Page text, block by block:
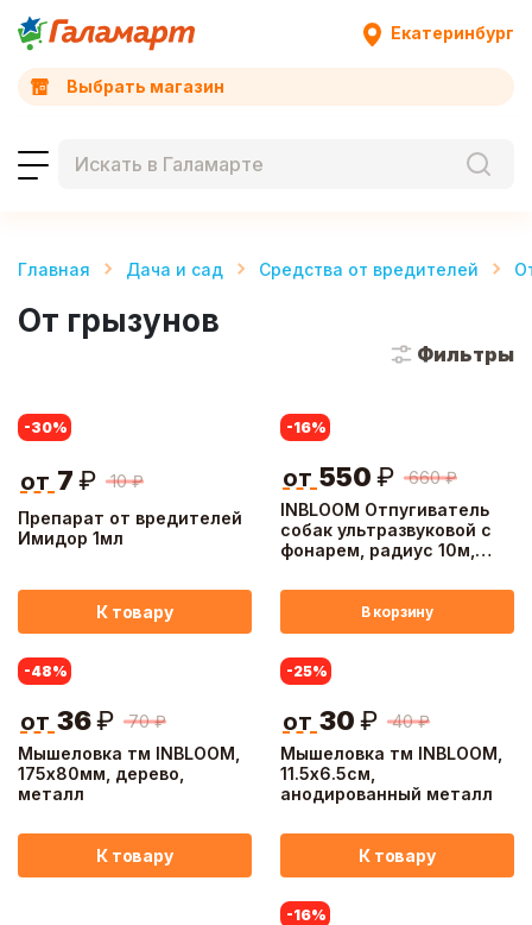
Екатеринбург
Выбрать магазин
Главная Дача и сад Средства от вредителей
От грызунов
Фильтры
Препарат от вредителей
Имидор 1мл
-30%
10 ₽
от 7 ₽
К товару
INBLOOM Отпугиватель
собак ультразвуковой с
фонарем, радиус 10м,
-16%
660 ₽
от 550 ₽
В корзину
Мышеловка тм INBLOOM,
175х80мм, дерево,
металл
-48%
70 ₽
от 36₽
К товару
Мышеловка тм INBLOOM,
11.5х6.5см,
анодированный металл
-25%
40 ₽
от 30 ₽
К товару
-16%